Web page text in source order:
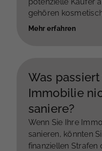
gehören
frische Farbe und
Reinigung, Home
In allen Fällen ist
besten Optionen für
zu ermitteln und
zu maximieren.
Mehr erfahren
Was
Immobilie
saniere?
Wenn Sie Ihre
sanieren, könnten
finanziellen Strafen